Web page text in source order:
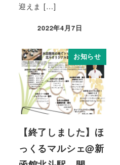
迎えま […]
2022年4月7日
お知らせ
【終了しました】ほ
っくるマルシェ@新